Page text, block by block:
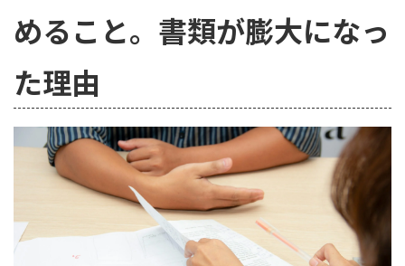
めること。書類が膨大になっ
た理由